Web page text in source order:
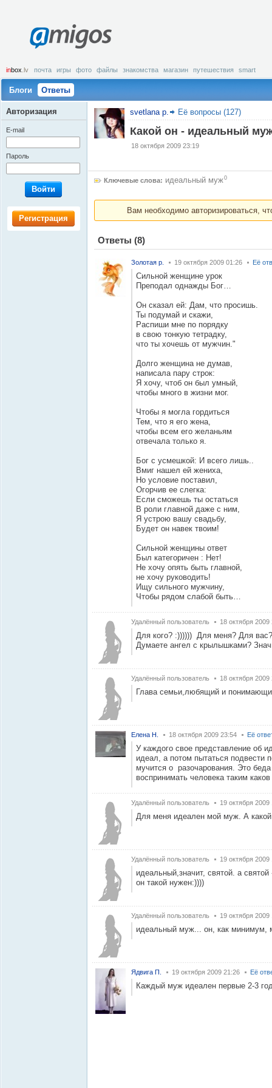
amigos
inbox .lv почта игры фото файлы знакомства магазин путешествия smart
Блоги Ответы
svetlana p. Её вопросы (127)
Какой он - идеальный
18 октября 2009 23:19
Ключевые слова: идеальный муж0
Вам необходимо авторизироваться,
Ответы (8)
Золотая р. 19 октября 2009 01:26 Её
Сильной женщине урок
Преподал однажды Бог…
Он сказал ей: Дам, что просишь.
Ты подумай и скажи,
Распиши мне по порядку
в свою тонкую тетрадку,
что ты хочешь от мужчин."
Долго женщина не думав,
написала пару строк:
Я хочу, чтоб он был умный,
чтобы много в жизни мог.
Чтобы я могла гордиться
Тем, что я его жена,
чтобы всем его желаньям
отвечала только я.
Бог с усмешкой: И всего лишь..
Вмиг нашел ей жениха,
Но условие поставил,
Огорчив ее слегка:
Если сможешь ты остаться
В роли главной даже с ним,
Я устрою вашу свадьбу,
Будет он навек твоим!
Сильной женщины ответ
Был категоричен : Нет!
Не хочу опять быть главной,
не хочу руководить!
Ищу сильного мужчину,
Чтобы рядом слабой быть…
Удалённый пользователь 18 октября 2009
Для кого? :)))))) Для меня? Для
Думаете ангел с крылышками?
Удалённый пользователь 18 октября 2009
Глава семьи,любящий и
Елена Н. 18 октября 2009 23:54 Её
У каждого свое представление об
идеал, а потом пытаться подвести
мучится о разочарования. Это
воспринимать человека таким
Удалённый пользователь 19 октября 2009
Для меня идеален мой муж. А
Удалённый пользователь 19 октября 2009
идеальный,значит, святой. а
он такой нужен:))))
Удалённый пользователь 19 октября 2009
идеальный муж... он, как минимум,
Ядвига П. 19 октября 2009 21:26 Её
Каждый муж идеален первые 2-3
Авторизация
E-mail
Пароль
Войти
Регистрация